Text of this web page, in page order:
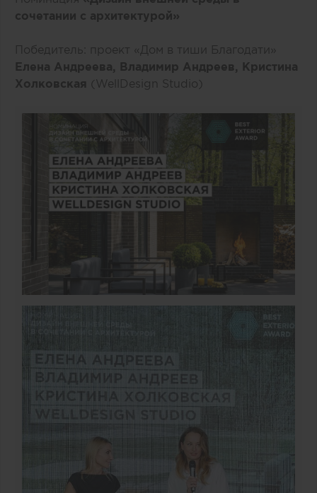
сочетании с архитектурой»
Победитель: проект «Дом в тиши Благодати»
Елена Андреева, Владимир Андреев, Кристина
Холковская (WellDesign Studio)